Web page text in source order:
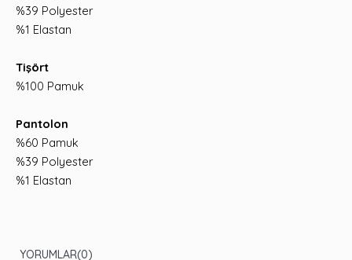
%39 Polyester
%1 Elastan
Tişört
%100 Pamuk
Pantolon
%60 Pamuk
%39 Polyester
%1 Elastan
YORUMLAR(0)